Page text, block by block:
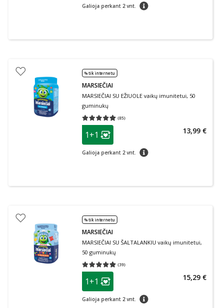
Galioja perkant 2 vnt. patarimas
% tik internetu
MARSIEČIAI
MARSIEČIAI SU EŽIUOLE vaikų imunitetui, 50
guminukų
(85)
Vidutinis įvertinimas 4.95
patarimas
Lojalumo klubo narių nuolaida
1+1
Galioja perkant 2 vnt. patarimas
13,99 €
% tik internetu
MARSIEČIAI
MARSIEČIAI SU ŠALTALANKIU vaikų imunitetui,
50 guminukų
(39)
Vidutinis įvertinimas 4.92
patarimas
Lojalumo klubo narių nuolaida
1+1
Galioja perkant 2 vnt. patarimas
15,29 €